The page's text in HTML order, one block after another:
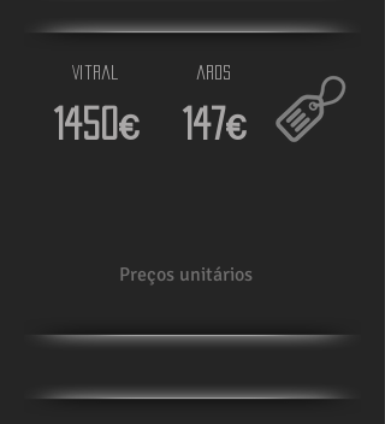
Vitral
1450 €
aros
147€
Preços unitários